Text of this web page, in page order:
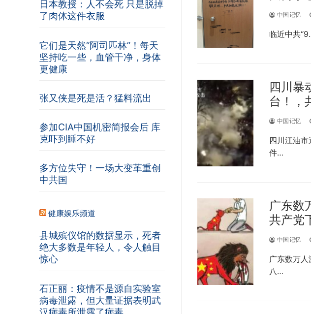
中国记忆
临近中共
四川暴
台！，
中国记忆
四川江油
件…
广东数
共产党
中国记忆
广东数万
八…
日本教授：人不会死 只是脱掉
了肉体这件衣服
它们是天然“阿司匹林”！每天
坚持吃一些，血管干净，身体
更健康
张又侠是死是活？猛料流出
参加CIA中国机密简报会后 库
克吓到睡不好
多方位失守！一场大变革重创
中共国
健康娱乐频道
县城殡仪馆的数据显示，死者
绝大多数是年轻人，令人触目
惊心
石正丽：疫情不是源自实验室
病毒泄露，但大量证据表明武